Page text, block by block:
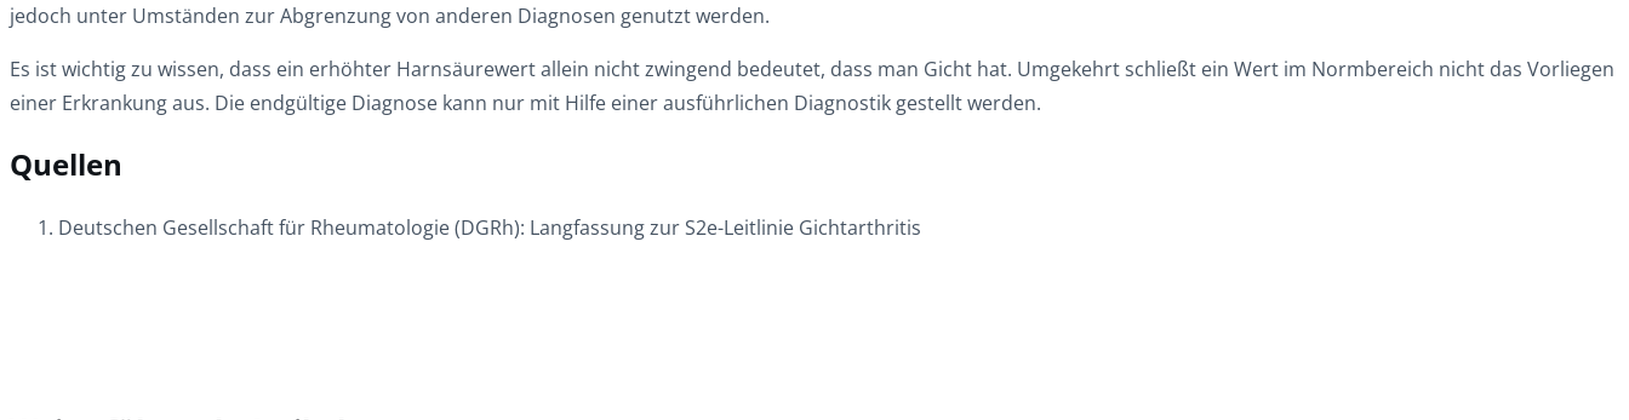
jedoch unter Umständen zur Abgrenzung von anderen Diagnosen genutzt werden.
Es ist wichtig zu wissen, dass ein erhöhter Harnsäurewert allein nicht zwingend bedeutet, dass man Gicht hat. Umgekehrt schließt ein Wert im Normbereich nicht das Vorliegen
einer Erkrankung aus. Die endgültige Diagnose kann nur mit Hilfe einer ausführlichen Diagnostik gestellt werden.
Quellen
Deutschen Gesellschaft für Rheumatologie (DGRh): Langfassung zur S2e-Leitlinie Gichtarthritis